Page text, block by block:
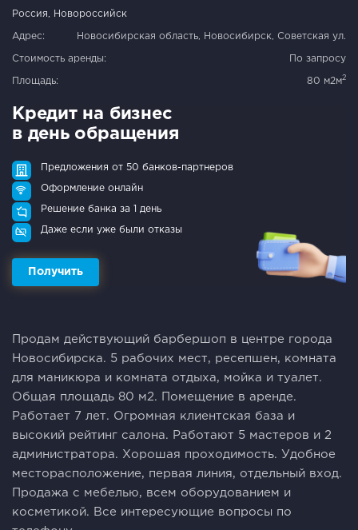
Россия, Новороссийск
Адрес: Новосибирская область, Новосибирск, Советская ул.
Стоимость аренды: По запросу
Площадь: 80 м2м2
Кредит на бизнес
в день обращения
Предложения от 50 банков-партнеров
Оформление онлайн
Решение банка за 1 день
Даже если уже были отказы
Получить
Продам действующий барбершоп в центре города
Новосибирска. 5 рабочих мест, ресепшен, комната
для маникюра и комната отдыха, мойка и туалет.
Общая площадь 80 м2. Помещение в аренде.
Работает 7 лет. Огромная клиентская база и
высокий рейтинг салона. Работают 5 мастеров и 2
администратора. Хорошая проходимость. Удобное
месторасположение, первая линия, отдельный вход.
Продажа с мебелью, всем оборудованием и
косметикой. Все интересующие вопросы по